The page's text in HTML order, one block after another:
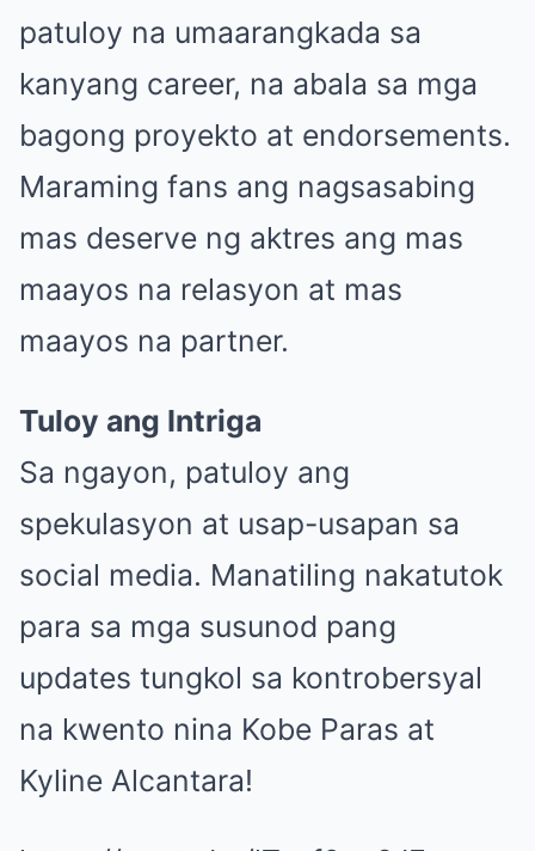
patuloy na umaarangkada sa
kanyang career, na abala sa mga
bagong proyekto at endorsements.
Maraming fans ang nagsasabing
mas deserve ng aktres ang mas
maayos na relasyon at mas
maayos na partner.
Tuloy ang Intriga
Sa ngayon, patuloy ang
spekulasyon at usap-usapan sa
social media. Manatiling nakatutok
para sa mga susunod pang
updates tungkol sa kontrobersyal
na kwento nina Kobe Paras at
Kyline Alcantara!